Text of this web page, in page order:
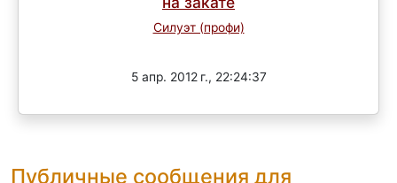
Силуэт (профи)
5 апр. 2012 г., 22:24:37
Публичные сообщения для